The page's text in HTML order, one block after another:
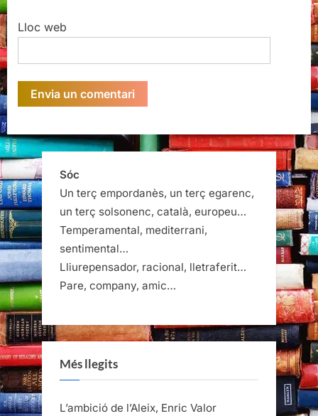
Lloc web
Sóc
Un terç empordanès, un terç egarenc,
un terç solsonenc, català, europeu…
Temperamental, mediterrani,
sentimental…
Lliurepensador, racional, lletraferit…
Pare, company, amic…
Més llegits
L’ambició de l’Aleix, Enric Valor